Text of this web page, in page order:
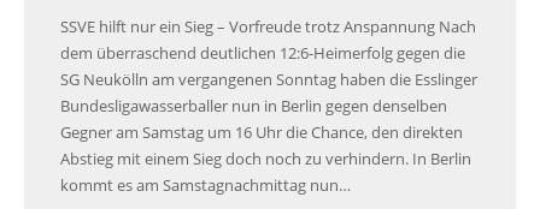
SSVE hilft nur ein Sieg – Vorfreude trotz Anspannung Nach
dem überraschend deutlichen 12:6-Heimerfolg gegen die
SG Neukölln am vergangenen Sonntag haben die Esslinger
Bundesligawasserballer nun in Berlin gegen denselben
Gegner am Samstag um 16 Uhr die Chance, den direkten
Abstieg mit einem Sieg doch noch zu verhindern. In Berlin
kommt es am Samstagnachmittag nun…